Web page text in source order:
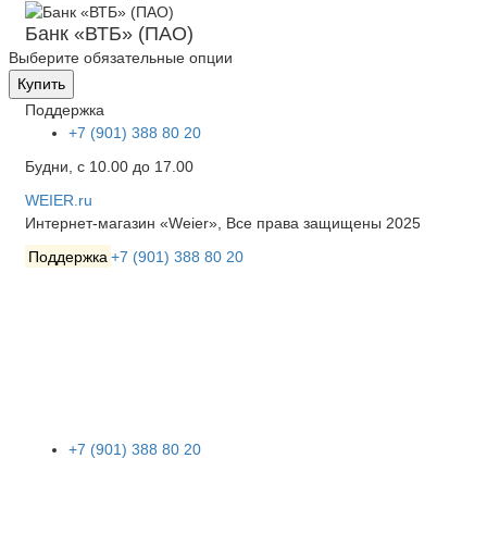
Банк «ВТБ» (ПАО)
Выберите обязательные опции
Купить
Поддержка
+7 (901) 388 80 20
Будни, с 10.00 до 17.00
WEIER.ru
Интернет-магазин «Weier», Все права защищены 2025
Поддержка +7 (901) 388 80 20
+7 (901) 388 80 20